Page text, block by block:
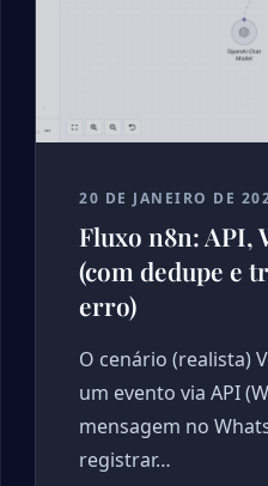
20 DE JANEIRO DE
Fluxo n8n: API,
(com dedupe e
erro)
O cenário (realista)
um evento via API
mensagem no
registrar…